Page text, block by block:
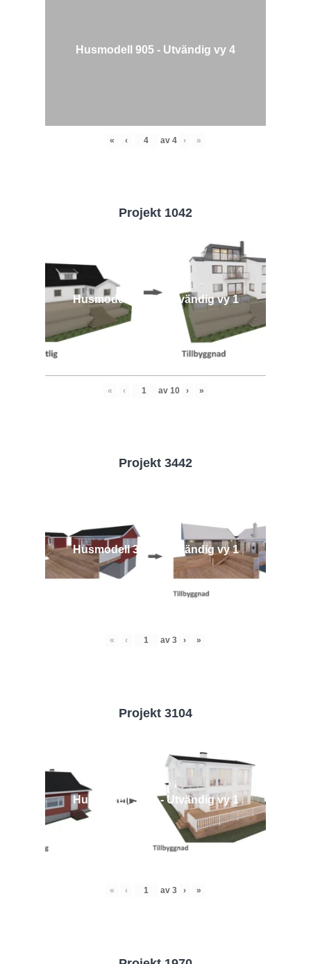
Husmodell 905 - Utvändig vy 4
« ‹ av 4 › »
Projekt 1042
Husmodell 1042 - Utvändig vy 1
« ‹ av 10 › »
Projekt 3442
Husmodell 3442 - Utvändig vy 1
« ‹ av 3 › »
Projekt 3104
Husmodell 3104 - Utvändig vy 1
« ‹ av 3 › »